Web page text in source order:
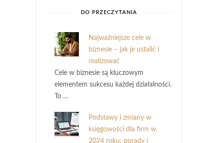
DO PRZECZYTANIA
Najważniejsze cele w
biznesie – jak je ustalić i
realizować
Cele w biznesie są kluczowym
elementem sukcesu każdej działalności.
To …
Podstawy i zmiany w
księgowości dla firm w
2024 roku: porady i